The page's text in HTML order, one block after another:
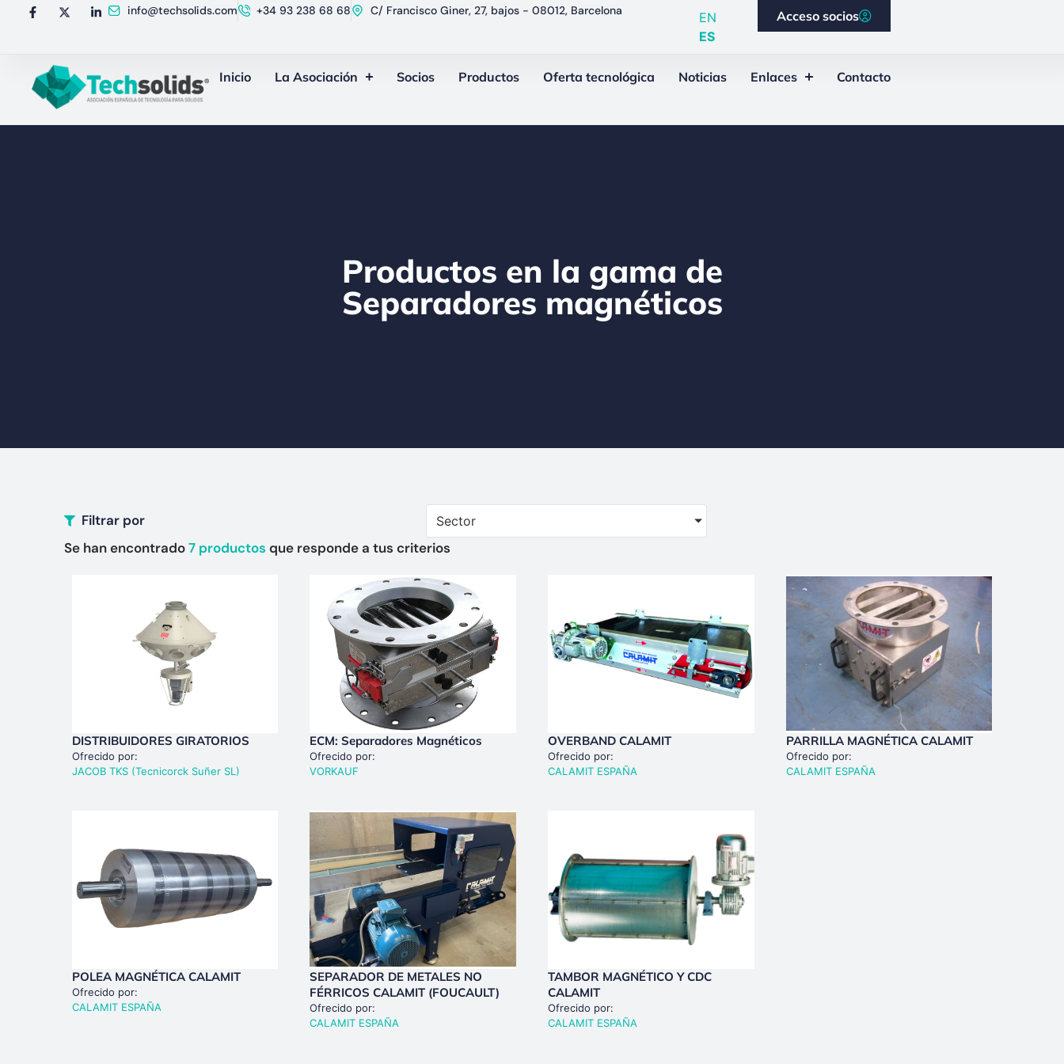
info@techsolids.com +34 93 238 68 68 C/ Francisco Giner, 27, bajos - 08012, Barcelona
EN
ES
Acceso socios
Inicio La Asociación Socios Productos Oferta tecnológica Noticias Enlaces Contacto
Productos en la gama de
Separadores magnéticos
Filtrar por Sector
Se han encontrado7productos que responde a tus criterios
DISTRIBUIDORES GIRATORIOS
Ofrecido por:
JACOB TKS (Tecnicorck Suñer SL)
ECM: Separadores Magnéticos
Ofrecido por:
VORKAUF
OVERBAND CALAMIT
Ofrecido por:
CALAMIT ESPAÑA
PARRILLA MAGNÉTICA CALAMIT
Ofrecido por:
CALAMIT ESPAÑA
POLEA MAGNÉTICA CALAMIT
Ofrecido por:
CALAMIT ESPAÑA
SEPARADOR DE METALES NO
FÉRRICOS CALAMIT (FOUCAULT)
Ofrecido por:
CALAMIT ESPAÑA
TAMBOR MAGNÉTICO Y CDC
CALAMIT
Ofrecido por:
CALAMIT ESPAÑA